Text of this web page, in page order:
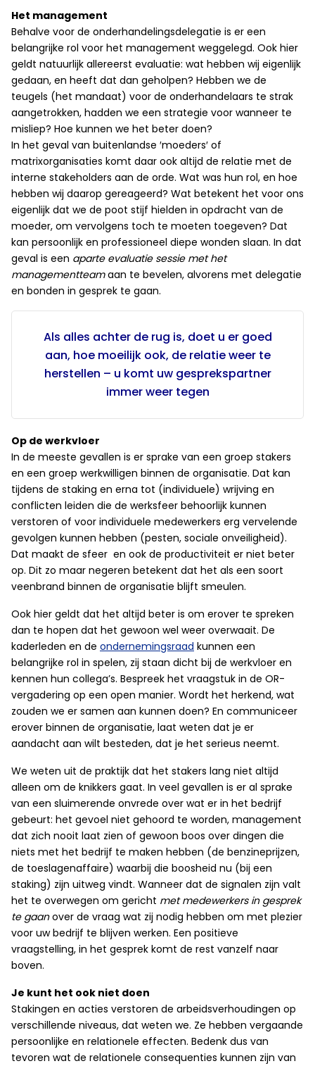
Het management
Behalve voor de onderhandelingsdelegatie is er een
belangrijke rol voor het management weggelegd. Ook hier
geldt natuurlijk allereerst evaluatie: wat hebben wij eigenlijk
gedaan, en heeft dat dan geholpen? Hebben we de
teugels (het mandaat) voor de onderhandelaars te strak
aangetrokken, hadden we een strategie voor wanneer te
misliep? Hoe kunnen we het beter doen?
In het geval van buitenlandse ′moeders′ of
matrixorganisaties komt daar ook altijd de relatie met de
interne stakeholders aan de orde. Wat was hun rol, en hoe
hebben wij daarop gereageerd? Wat betekent het voor ons
eigenlijk dat we de poot stijf hielden in opdracht van de
moeder, om vervolgens toch te moeten toegeven? Dat
kan persoonlijk en professioneel diepe wonden slaan. In dat
geval is een aparte evaluatie sessie met het
managementteamaan te bevelen, alvorens met delegatie
en bonden in gesprek te gaan.
Als alles achter de rug is, doet u er goed
aan, hoe moeilijk ook, de relatie weer te
herstellen – u komt uw gesprekspartner
immer weer tegen
Op de werkvloer
In de meeste gevallen is er sprake van een groep stakers
en een groep werkwilligen binnen de organisatie. Dat kan
tijdens de staking en erna tot (individuele) wrijving en
conflicten leiden die de werksfeer behoorlijk kunnen
verstoren of voor individuele medewerkers erg vervelende
gevolgen kunnen hebben (pesten, sociale onveiligheid).
Dat maakt de sfeer en ook de productiviteit er niet beter
op. Dit zo maar negeren betekent dat het als een soort
veenbrand binnen de organisatie blijft smeulen.
Ook hier geldt dat het altijd beter is om erover te spreken
dan te hopen dat het gewoon wel weer overwaait. De
kaderleden en de ondernemingsraad kunnen een
belangrijke rol in spelen, zij staan dicht bij de werkvloer en
kennen hun collega’s. Bespreek het vraagstuk in de OR-
vergadering op een open manier. Wordt het herkend, wat
zouden we er samen aan kunnen doen? En communiceer
erover binnen de organisatie, laat weten dat je er
aandacht aan wilt besteden, dat je het serieus neemt.
We weten uit de praktijk dat het stakers lang niet altijd
alleen om de knikkers gaat. In veel gevallen is er al sprake
van een sluimerende onvrede over wat er in het bedrijf
gebeurt: het gevoel niet gehoord te worden, management
dat zich nooit laat zien of gewoon boos over dingen die
niets met het bedrijf te maken hebben (de benzineprijzen,
de toeslagenaffaire) waarbij die boosheid nu (bij een
staking) zijn uitweg vindt. Wanneer dat de signalen zijn valt
het te overwegen om gericht met medewerkers in gesprek
te gaanover de vraag wat zij nodig hebben om met plezier
voor uw bedrijf te blijven werken. Een positieve
vraagstelling, in het gesprek komt de rest vanzelf naar
boven.
Je kunt het ook niet doen
Stakingen en acties verstoren de arbeidsverhoudingen op
verschillende niveaus, dat weten we. Ze hebben vergaande
persoonlijke en relationele effecten. Bedenk dus van
tevoren wat de relationele consequenties kunnen zijn van